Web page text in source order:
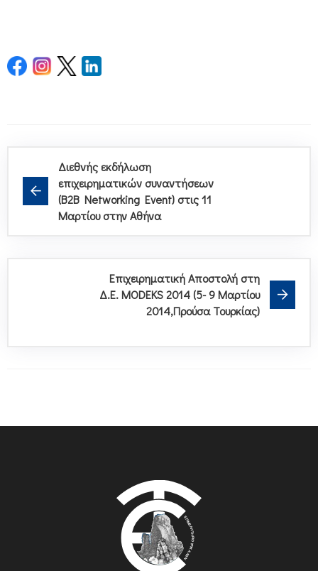
Διεθνής εκδήλωση
επιχειρηματικών συναντήσεων
(B2B Networking Event) στις 11
Μαρτίου στην Αθήνα
Επιχειρηματική Αποστολή στη
Δ.Ε. MODEKS 2014 (5- 9 Μαρτίου
2014,Προύσα Τουρκίας)